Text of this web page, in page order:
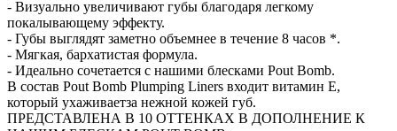
- Визуально увеличивают губы благодаря легкому
покалывающему эффекту.
- Губы выглядят заметно объемнее в течение 8 часов *.
- Мягкая, бархатистая формула.
- Идеально сочетается с нашими блесками Pout Bomb.
В состав Pout Bomb Plumping Liners входит витамин Е,
который ухаживаетза нежной кожей губ.
ПРЕДСТАВЛЕНА В 10 ОТТЕНКАХ В ДОПОЛНЕНИЕ К